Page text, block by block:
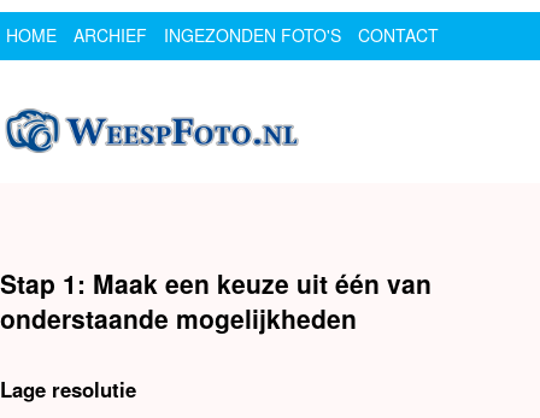
HOME ARCHIEF INGEZONDEN FOTO'S
CONTACT
Stap 1: Maak een keuze uit één van
onderstaande mogelijkheden
Lage resolutie